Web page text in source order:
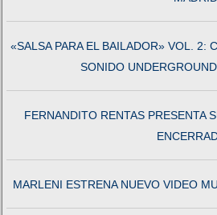
«SALSA PARA EL BAILADOR» VOL. 2:
SONIDO
FERNANDITO RENTAS PRESENTA
MARLENI ESTRENA NUEVO VIDEO